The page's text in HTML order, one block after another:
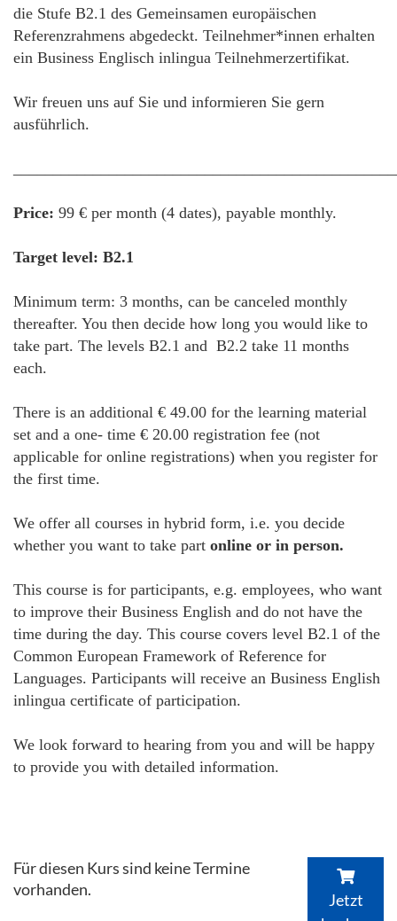
die Stufe B2.1 des Gemeinsamen europäischen
Referenzrahmens abgedeckt. Teilnehmer*innen erhalten
ein Business Englisch inlingua Teilnehmerzertifikat.
Wir freuen uns auf Sie und informieren Sie gern
ausführlich.
Price: 99 € per month (4 dates), payable monthly.
Target level: B2.1
Minimum term: 3 months, can be canceled monthly
thereafter. You then decide how long you would like to
take part. The levels B2.1 and B2.2 take 11 months
each.
There is an additional € 49.00 for the learning material
set and a one- time € 20.00 registration fee (not
applicable for online registrations) when you register for
the first time.
We offer all courses in hybrid form, i.e. you decide
whether you want to take part online or in person.
This course is for participants, e.g. employees, who want
to improve their Business English and do not have the
time during the day. This course covers level B2.1 of the
Common European Framework of Reference for
Languages. Participants will receive an Business English
inlingua certificate of participation.
We look forward to hearing from you and will be happy
to provide you with detailed information.
Für diesen Kurs sind keine Termine
vorhanden.
Jetzt